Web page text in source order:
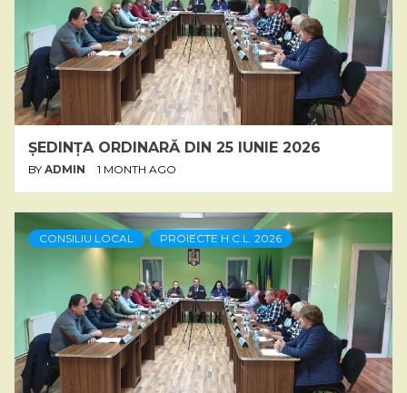
ȘEDINȚA ORDINARĂ DIN 25 IUNIE 2026
BY ADMIN 1 MONTH AGO
CONSILIU LOCAL PROIECTE H.C.L. 2026